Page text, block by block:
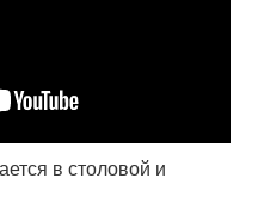
в столовой и